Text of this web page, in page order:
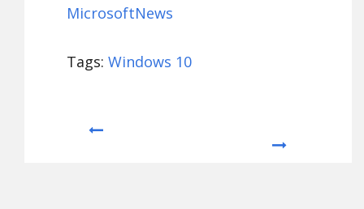
MicrosoftNews
Tags:Windows 10